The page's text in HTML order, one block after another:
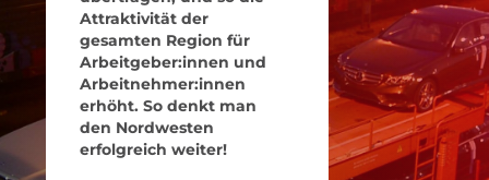
Attraktivität der
gesamten Region für
Arbeitgeber:innen und
Arbeitnehmer:innen
erhöht. So denkt man
den Nordwesten
erfolgreich weiter!